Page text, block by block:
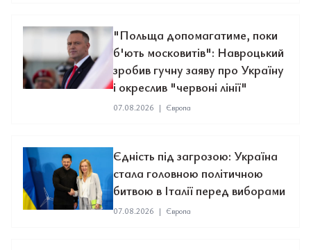
"Польща допомагатиме, поки
б'ють московитів": Навроцький
зробив гучну заяву про Україну
і окреслив "червоні лінії"
07.08.2026 | Європа
Єдність під загрозою: Україна
стала головною політичною
битвою в Італії перед виборами
07.08.2026 | Європа